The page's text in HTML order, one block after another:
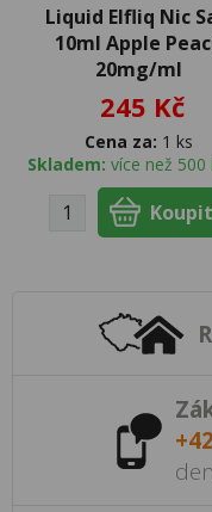
Liquid Elfliq Nic
10ml Apple
20mg/ml
245 Kč
Cena za: 1 ks
Skladem: více než 500